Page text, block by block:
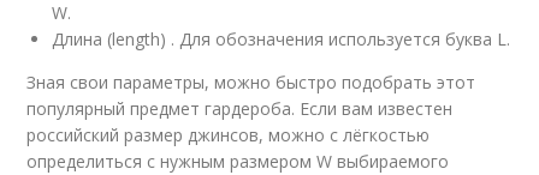
W.
Длина (length) . Для обозначения используется буква L.
Зная свои параметры, можно быстро подобрать этот
популярный предмет гардероба. Если вам известен
российский размер джинсов, можно с лёгкостью
определиться с нужным размером W выбираемого